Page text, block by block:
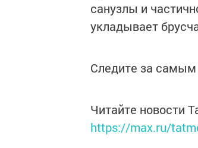
санузлы и
укладывает
Следите за
Читайте новости
https://max.ru/